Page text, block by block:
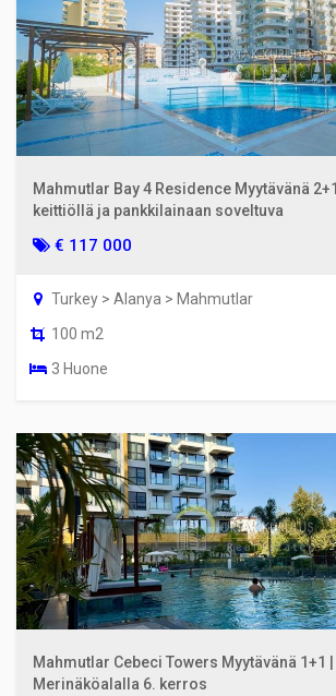
Mahmutlar Bay 4 Residence Myytävänä
keittiöllä ja pankkilainaan soveltuva
€ 117 000
Turkey > Alanya > Mahmutlar
100 m2
3 Huone
Mahmutlar Cebeci Towers Myytävänä 1+1
Merinäköalalla 6. kerros